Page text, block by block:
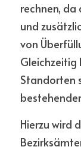
rechnen,
und
von
Standorten
Hierzu wird